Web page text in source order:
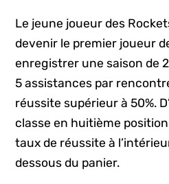
Le jeune joueur des
devenir le premier joueur
enregistrer une saison de
5 assistances par
réussite supérieur à 50%.
classe en huitième
taux de réussite à
dessous du panier.